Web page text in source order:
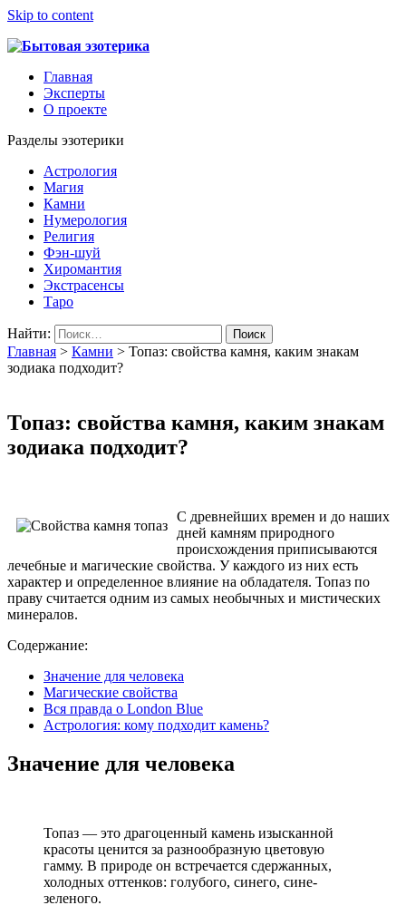
Skip to content
Главная
Эксперты
О проекте
Разделы эзотерики
Астрология
Магия
Камни
Нумерология
Религия
Фэн-шуй
Хиромантия
Экстрасенсы
Таро
Найти:
Главная > Камни > Топаз: свойства камня, каким знакам
зодиака подходит?
Топаз: свойства камня, каким знакам
зодиака подходит?
С древнейших времен и до наших
дней камням природного
происхождения приписываются
лечебные и магические свойства. У каждого из них есть
характер и определенное влияние на обладателя. Топаз по
праву считается одним из самых необычных и мистических
минералов.
Содержание:
Значение для человека
Магические свойства
Вся правда о London Blue
Астрология: кому подходит камень?
Значение для человека
Топаз — это драгоценный камень изысканной
красоты ценится за разнообразную цветовую
гамму. В природе он встречается сдержанных,
холодных оттенков: голубого, синего, сине-
зеленого.